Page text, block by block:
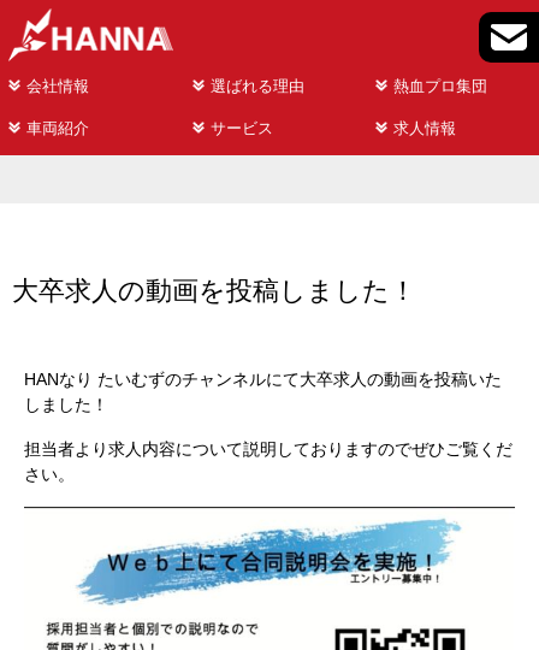
会社情報 選ばれる理由 熱血プロ集団
車両紹介 サービス 求人情報
大卒求人の動画を投稿しました！
HANなり たいむずのチャンネルにて大卒求人の動画を投稿いた
しました！
担当者より求人内容について説明しておりますのでぜひご覧くだ
さい。